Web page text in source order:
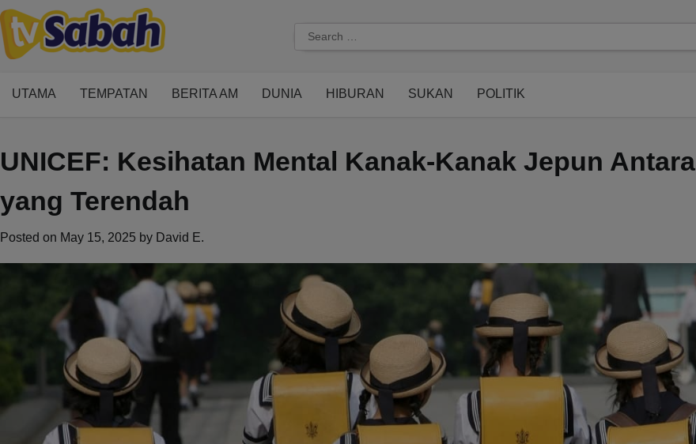
Skip
to
content
Search
for:
UTAMA TEMPATAN BERITA AM DUNIA HIBURAN SUKAN POLITIK
UNICEF: Kesihatan Mental Kanak-Kanak Jepun Antara
yang Terendah
Posted on May 15, 2025 by David E.